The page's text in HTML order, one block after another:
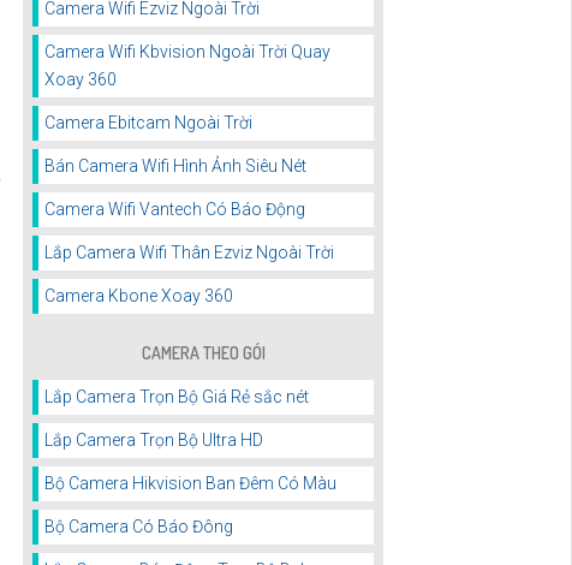
Camera Wifi Ezviz Ngoài Trời
Camera Wifi Kbvision Ngoài Trời Quay
Xoay 360
Camera Ebitcam Ngoài Trời
Bán Camera Wifi Hình Ảnh Siêu Nét
Camera Wifi Vantech Có Báo Động
Lắp Camera Wifi Thân Ezviz Ngoài Trời
Camera Kbone Xoay 360
CAMERA THEO GÓI
Lắp Camera Trọn Bộ Giá Rẻ sắc nét
Lắp Camera Trọn Bộ Ultra HD
Bộ Camera Hikvision Ban Đêm Có Màu
Bộ Camera Có Báo Đông